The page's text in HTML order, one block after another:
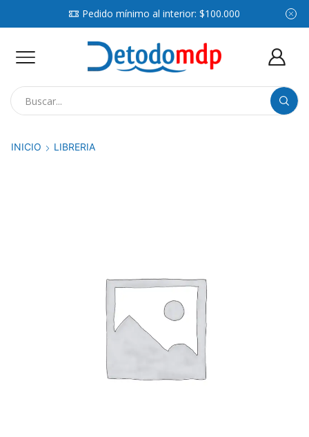
Pedido mínimo al interior: $100.000
INICIO LIBRERIA